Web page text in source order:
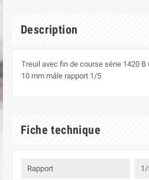
Description
Treuil avec fin de course série 1420
10 mm mâle rapport 1/5
Fiche technique
Rapport 1/